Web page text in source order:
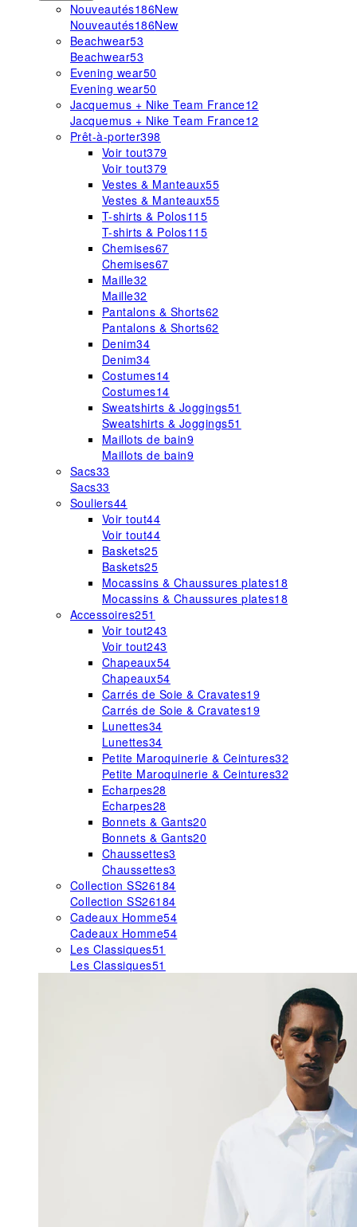
Nouveautés186New
Nouveautés186New
Beachwear53
Beachwear53
Evening wear50
Evening wear50
Jacquemus + Nike Team France12
Jacquemus + Nike Team France12
Prêt-à-porter398
Voir tout379
Voir tout379
Vestes & Manteaux55
Vestes & Manteaux55
T-shirts & Polos115
T-shirts & Polos115
Chemises67
Chemises67
Maille32
Maille32
Pantalons & Shorts62
Pantalons & Shorts62
Denim34
Denim34
Costumes14
Costumes14
Sweatshirts & Joggings51
Sweatshirts & Joggings51
Maillots de bain9
Maillots de bain9
Sacs33
Sacs33
Souliers44
Voir tout44
Voir tout44
Baskets25
Baskets25
Mocassins & Chaussures plates18
Mocassins & Chaussures plates18
Accessoires251
Voir tout243
Voir tout243
Chapeaux54
Chapeaux54
Carrés de Soie & Cravates19
Carrés de Soie & Cravates19
Lunettes34
Lunettes34
Petite Maroquinerie & Ceintures32
Petite Maroquinerie & Ceintures32
Echarpes28
Echarpes28
Bonnets & Gants20
Bonnets & Gants20
Chaussettes3
Chaussettes3
Collection SS26184
Collection SS26184
Cadeaux Homme54
Cadeaux Homme54
Les Classiques51
Les Classiques51